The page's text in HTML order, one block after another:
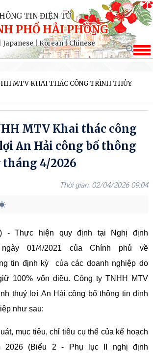
TIN ĐIỆN TỬ
PHỐ HẢI PHÒNG
Japanese|Korean|Chinese
MTV KHAI THÁC CÔNG TRÌNH THỦY
MTV Khai thác công
An Hải công bố thông
4/2026
02/04/2026 09:04
- Thực hiện quy định tại Nghị định
ngày 01/4/2021 của Chính phủ về
tin định kỳ của các doanh nghiệp do
100% vốn điều. Công ty TNHH MTV
thuỷ lợi An Hải công bố thông tin định
như sau:
mục tiêu, chỉ tiêu cụ thể của kế hoạch
2026 (Biểu 2 - Phụ lục II nghị định